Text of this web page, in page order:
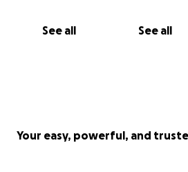
See all See all
Your easy, powerful, and